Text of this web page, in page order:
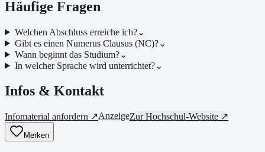
Häufige Fragen
Welchen Abschluss erreiche ich?⌄
Gibt es einen Numerus Clausus (NC)?⌄
Wann beginnt das Studium?⌄
In welcher Sprache wird unterrichtet?⌄
Infos & Kontakt
Infomaterial anfordern ↗AnzeigeZur Hochschul-Website ↗
Merken